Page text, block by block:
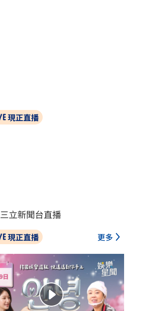
現正直播
立新聞台直播
現正直播 更多